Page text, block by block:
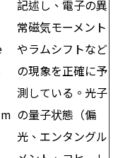
記述し、電子の異
常磁気モーメント
やラムシフトなど
の現象を正確に予
測している。光子
の量子状態（偏
光、エンタングル